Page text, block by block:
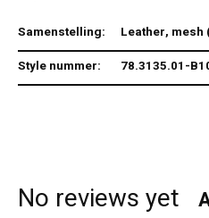
Samenstelling:
Leather,
Style nummer:
78.3135.01-
No reviews yet